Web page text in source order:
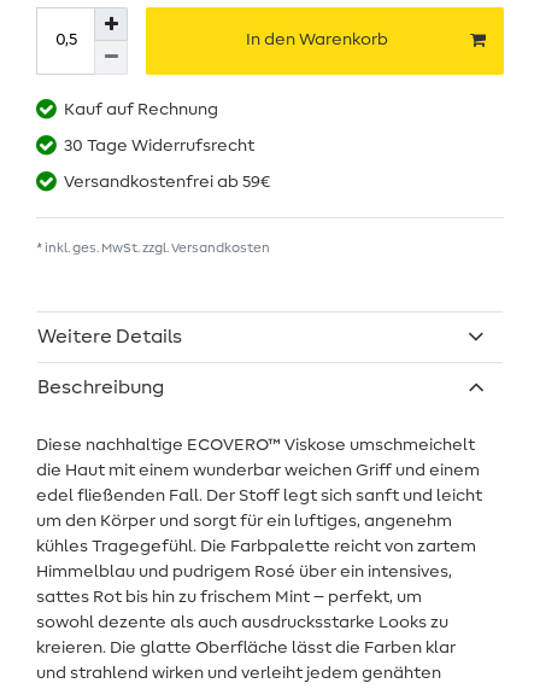
In den Warenkorb
Kauf auf Rechnung
30 Tage Widerrufsrecht
Versandkostenfrei ab 59€
* inkl. ges. MwSt. zzgl. Versandkosten
Weitere Details
Beschreibung
Diese nachhaltige ECOVERO™ Viskose umschmeichelt
die Haut mit einem wunderbar weichen Griff und einem
edel fließenden Fall. Der Stoff legt sich sanft und leicht
um den Körper und sorgt für ein luftiges, angenehm
kühles Tragegefühl. Die Farbpalette reicht von zartem
Himmelblau und pudrigem Rosé über ein intensives,
sattes Rot bis hin zu frischem Mint – perfekt, um
sowohl dezente als auch ausdrucksstarke Looks zu
kreieren. Die glatte Oberfläche lässt die Farben klar
und strahlend wirken und verleiht jedem genähten